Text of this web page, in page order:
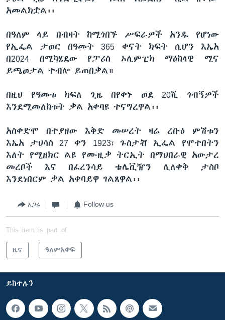
አመልክቷል፡፡
በዓለም ላይ በብዛት ከሚጎበኙ ሥፍራዎች አንዱ የሆነው
የኢፌል ታወር በዓመት 365 ቀናት ክፍት ሲሆን እኤአ
በ2024 በሚካሄደው የፓሪስ ኦሊምፒክ ማዕከላዊ ሚና
ይጫወታል ተብሎ ይጠበቃል።
በዚህ የዓመቱ ክፍለ ጊዜ በየቀኑ ወደ 20ሺ ጎብኝዎች
እንደሚመለከቱት ቃል አቀባዩ ተናግረዋል፡፡
አስቀድሞ በተያዘው እቅድ መሠረት ዛሬ ረቡዕ ምሽቱን
እኤአ ታህሳስ 27 ቀን 1923፣ ጉስታቭ ኢፌል የሞተበትን
እለት የሚዘክር ልዩ የሙዚቃ ትርኢት በማህበራዊ አውታረ
መረቦች እና በፈረንሳይ ቴሌቪዥን ሊለቀቅ ታስቦ
እንደነበርም ቃል አቀባይዋ ገልጸዋል፡፡
አጋሩ Follow us
This item is part of
ዜና ዓለምአቀፍ
ይከተሉን